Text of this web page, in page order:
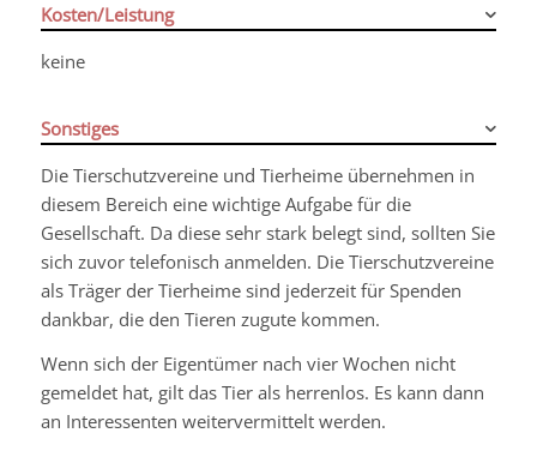
Kosten/Leistung
keine
Sonstiges
Die Tierschutzvereine und Tierheime übernehmen in
diesem Bereich eine wichtige Aufgabe für die
Gesellschaft. Da diese sehr stark belegt sind, sollten Sie
sich zuvor telefonisch anmelden. Die Tierschutzvereine
als Träger der Tierheime sind jederzeit für Spenden
dankbar, die den Tieren zugute kommen.
Wenn sich der Eigentümer nach vier Wochen nicht
gemeldet hat, gilt das Tier als herrenlos. Es kann dann
an Interessenten weitervermittelt werden.